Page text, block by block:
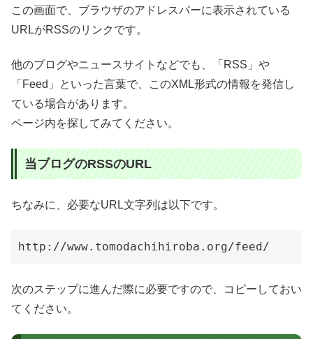
この画面で、ブラウザのアドレスバーに表示されている
URLがRSSのリンクです。
他のブログやニュースサイトなどでも、「RSS」や
「Feed」といった言葉で、このXML形式の情報を発信し
ている場合があります。
ページ内を探してみてください。
当ブログのRSSのURL
ちなみに、必要なURL文字列は以下です。
http://www.tomodachihiroba.org/feed/
次のステップに進んだ際に必要ですので、コピーしておい
てください。